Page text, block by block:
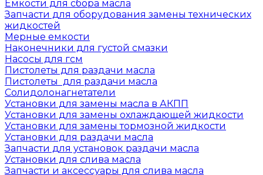
Емкости для сбора масла
Запчасти для оборудования замены технических
жидкостей
Мерные емкости
Наконечники для густой смазки
Насосы для гсм
Пистолеты для раздачи масла
Пистолеты для раздачи масла
Солидолонагнетатели
Установки для замены масла в АКПП
Установки для замены охлаждающей жидкости
Установки для замены тормозной жидкости
Установки для раздачи масла
Запчасти для установок раздачи масла
Установки для слива масла
Запчасти и аксессуары для слива масла